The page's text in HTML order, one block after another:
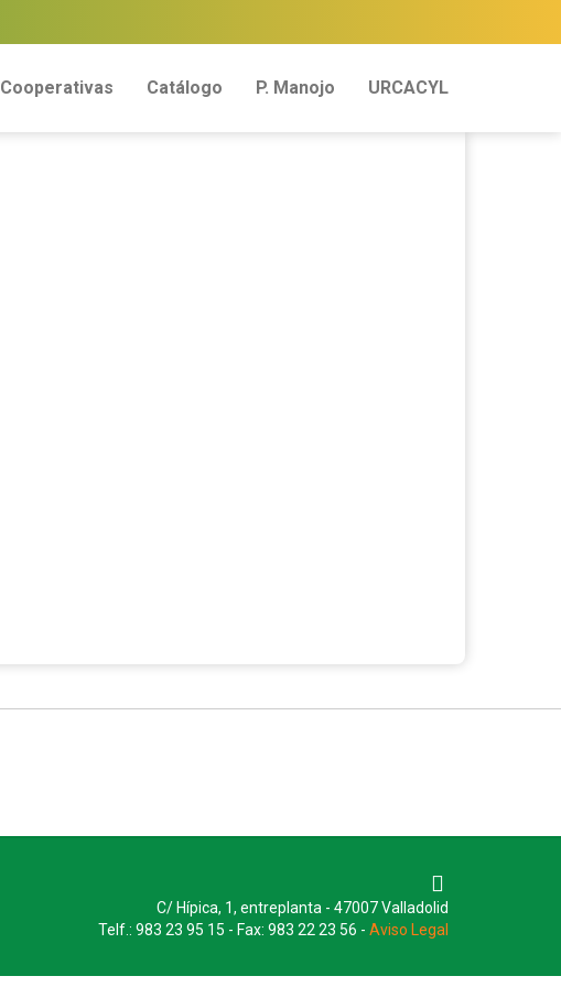
Cooperativas Catálogo P. Manojo URCACYL
C/ Hípica, 1, entreplanta - 47007 Valladolid
Telf.: 983 23 95 15 - Fax: 983 22 23 56 - Aviso Legal